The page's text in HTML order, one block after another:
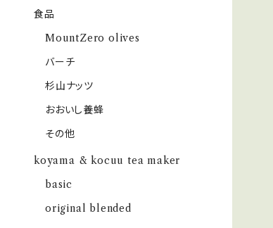
食品
MountZero olives
バーチ
杉山ナッツ
おおいし養蜂
その他
koyama & kocuu tea maker
basic
original blended